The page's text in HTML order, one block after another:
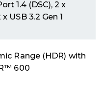
1.4 (DSC), 2 x
USB 3.2 Gen 1
Range (HDR) with
600